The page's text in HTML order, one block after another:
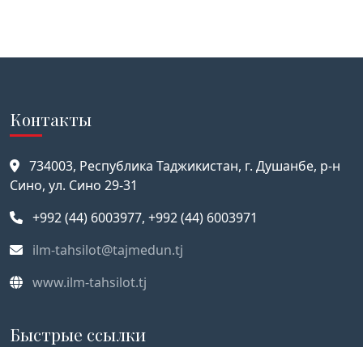
Контакты
734003, Республика Таджикистан, г. Душанбе, р-н
Сино, ул. Сино 29-31
+992 (44) 6003977, +992 (44) 6003971
ilm-tahsilot@tajmedun.tj
www.ilm-tahsilot.tj
Быстрые ссылки